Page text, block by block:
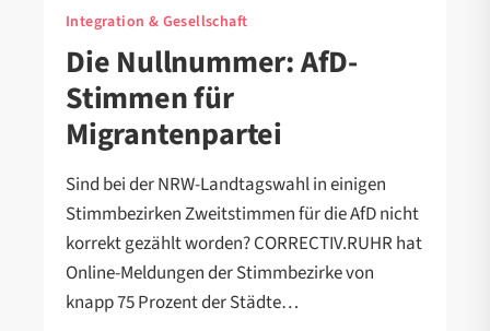
Integration & Gesellschaft
Die Nullnummer: AfD-
Stimmen für
Migrantenpartei
Sind bei der NRW-Landtagswahl in einigen
Stimmbezirken Zweitstimmen für die AfD nicht
korrekt gezählt worden? CORRECTIV.RUHR hat
Online-Meldungen der Stimmbezirke von
knapp 75 Prozent der Städte…